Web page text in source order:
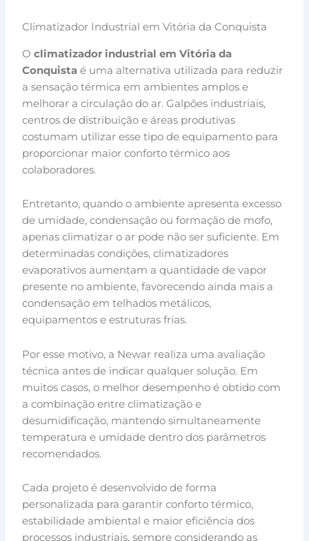
Climatizador Industrial em Vitória da Conquista
Oclimatizador industrial em Vitória da
Conquista é uma alternativa utilizada para reduzir
a sensação térmica em ambientes amplos e
melhorar a circulação do ar. Galpões industriais,
centros de distribuição e áreas produtivas
costumam utilizar esse tipo de equipamento para
proporcionar maior conforto térmico aos
colaboradores.
Entretanto, quando o ambiente apresenta excesso
de umidade, condensação ou formação de mofo,
apenas climatizar o ar pode não ser suficiente. Em
determinadas condições, climatizadores
evaporativos aumentam a quantidade de vapor
presente no ambiente, favorecendo ainda mais a
condensação em telhados metálicos,
equipamentos e estruturas frias.
Por esse motivo, a Newar realiza uma avaliação
técnica antes de indicar qualquer solução. Em
muitos casos, o melhor desempenho é obtido com
a combinação entre climatização e
desumidificação, mantendo simultaneamente
temperatura e umidade dentro dos parâmetros
recomendados.
Cada projeto é desenvolvido de forma
personalizada para garantir conforto térmico,
estabilidade ambiental e maior eficiência dos
processos industriais, sempre considerando as